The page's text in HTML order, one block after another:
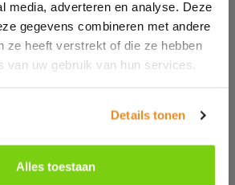
media, adverteren en analyse. Deze
gegevens combineren met andere
ze heeft verstrekt of die ze hebben
van uw gebruik van hun services.
Details tonen
Alles toestaan